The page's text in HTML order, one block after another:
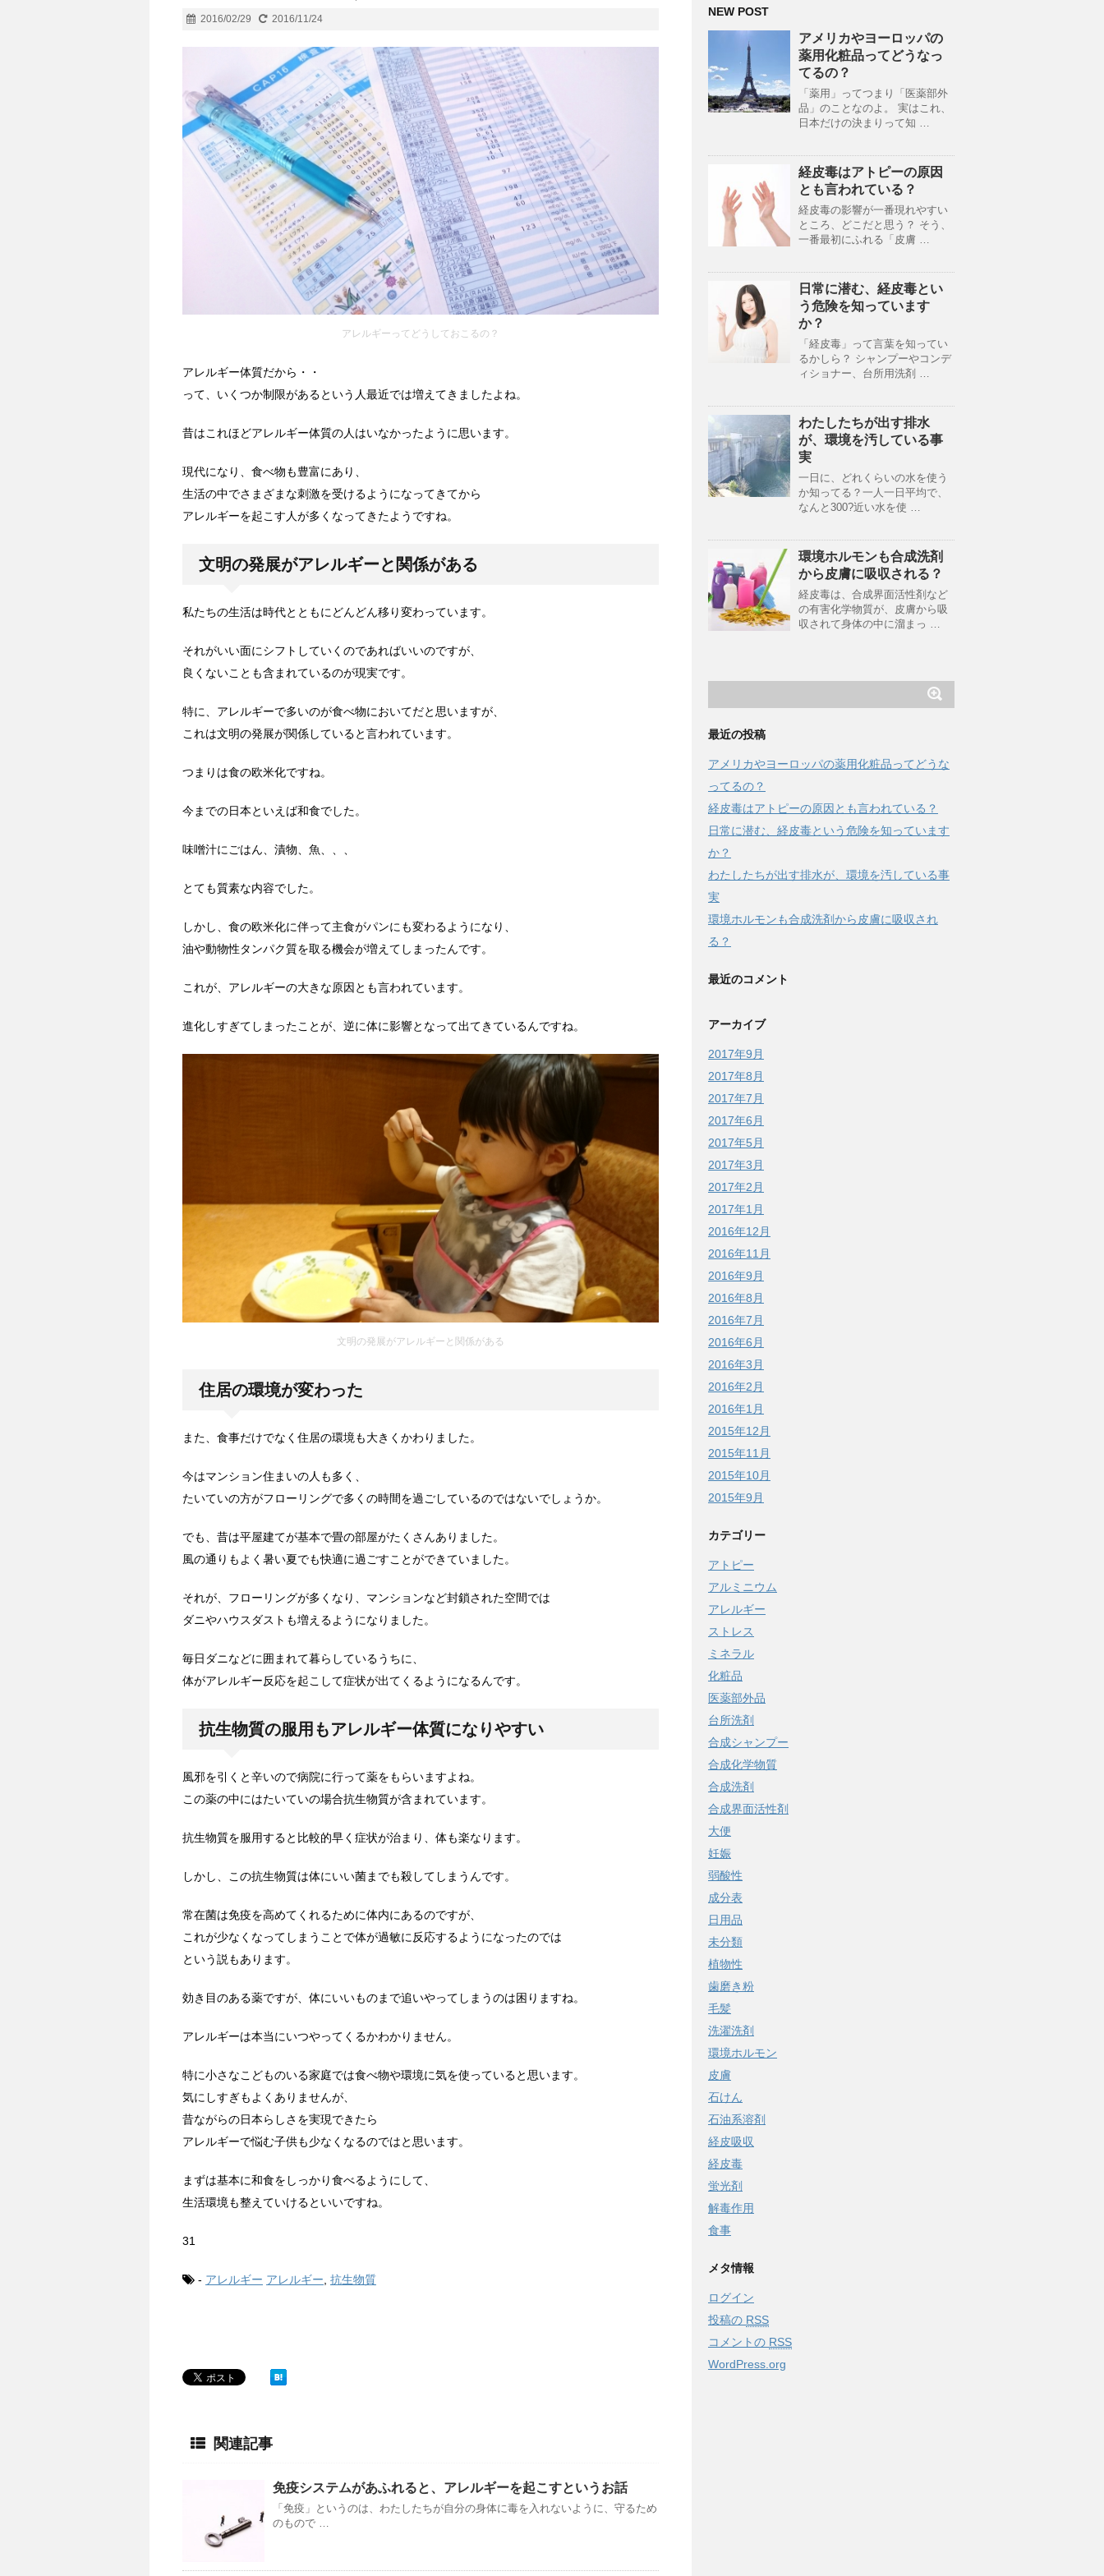
2016/02/29 2016/11/24
アレルギーってどうしておこるの？
アレルギー体質だから・・
って、いくつか制限があるという人最近では増えてきましたよね。
昔はこれほどアレルギー体質の人はいなかったように思います。
現代になり、食べ物も豊富にあり、
生活の中でさまざまな刺激を受けるようになってきてから
アレルギーを起こす人が多くなってきたようですね。
文明の発展がアレルギーと関係がある
私たちの生活は時代とともにどんどん移り変わっています。
それがいい面にシフトしていくのであればいいのですが、
良くないことも含まれているのが現実です。
特に、アレルギーで多いのが食べ物においてだと思いますが、
これは文明の発展が関係していると言われています。
つまりは食の欧米化ですね。
今までの日本といえば和食でした。
味噌汁にごはん、漬物、魚、、、
とても質素な内容でした。
しかし、食の欧米化に伴って主食がパンにも変わるようになり、
油や動物性タンパク質を取る機会が増えてしまったんです。
これが、アレルギーの大きな原因とも言われています。
進化しすぎてしまったことが、逆に体に影響となって出てきているんですね。
文明の発展がアレルギーと関係がある
住居の環境が変わった
また、食事だけでなく住居の環境も大きくかわりました。
今はマンション住まいの人も多く、
たいていの方がフローリングで多くの時間を過ごしているのではないでしょうか。
でも、昔は平屋建てが基本で畳の部屋がたくさんありました。
風の通りもよく暑い夏でも快適に過ごすことができていました。
それが、フローリングが多くなり、マンションなど封鎖された空間では
ダニやハウスダストも増えるようになりました。
毎日ダニなどに囲まれて暮らしているうちに、
体がアレルギー反応を起こして症状が出てくるようになるんです。
抗生物質の服用もアレルギー体質になりやすい
風邪を引くと辛いので病院に行って薬をもらいますよね。
この薬の中にはたいていの場合抗生物質が含まれています。
抗生物質を服用すると比較的早く症状が治まり、体も楽なります。
しかし、この抗生物質は体にいい菌までも殺してしまうんです。
常在菌は免疫を高めてくれるために体内にあるのですが、
これが少なくなってしまうことで体が過敏に反応するようになったのでは
という説もあります。
効き目のある薬ですが、体にいいものまで追いやってしまうのは困りますね。
アレルギーは本当にいつやってくるかわかりません。
特に小さなこどものいる家庭では食べ物や環境に気を使っていると思います。
気にしすぎもよくありませんが、
昔ながらの日本らしさを実現できたら
アレルギーで悩む子供も少なくなるのではと思います。
まずは基本に和食をしっかり食べるようにして、
生活環境も整えていけるといいですね。
31
- アレルギー アレルギー 抗生物質
関連記事
免疫システムがあふれると、アレルギーを起こすというお話
「免疫」というのは、わたしたちが自分の身体に毒を入れないように、守るため
のもので …
NEW POST
アメリカやヨーロッパの
薬用化粧品ってどうなっ
てるの？
「薬用」ってつまり「医薬部外
品」のことなのよ。 実はこれ、
日本だけの決まりって知 …
経皮毒はアトピーの原因
とも言われている？
経皮毒の影響が一番現れやすい
ところ、どこだと思う？ そう、
一番最初にふれる「皮膚 …
日常に潜む、経皮毒とい
う危険を知っています
か？
「経皮毒」って言葉を知ってい
るかしら？ シャンプーやコンデ
ィショナー、台所用洗剤 …
わたしたちが出す排水
が、環境を汚している事
実
一日に、どれくらいの水を使う
か知ってる？一人一日平均で、
なんと300?近い水を使 …
環境ホルモンも合成洗剤
から皮膚に吸収される？
経皮毒は、合成界面活性剤など
の有害化学物質が、皮膚から吸
収されて身体の中に溜まっ …
最近の投稿
アメリカやヨーロッパの薬用化粧品ってどうな
ってるの？
経皮毒はアトピーの原因とも言われている？
日常に潜む、経皮毒という危険を知っています
か？
わたしたちが出す排水が、環境を汚している事
実
環境ホルモンも合成洗剤から皮膚に吸収され
る？
最近のコメント
アーカイブ
2017年9月
2017年8月
2017年7月
2017年6月
2017年5月
2017年3月
2017年2月
2017年1月
2016年12月
2016年11月
2016年9月
2016年8月
2016年7月
2016年6月
2016年3月
2016年2月
2016年1月
2015年12月
2015年11月
2015年10月
2015年9月
カテゴリー
アトピー
アルミニウム
アレルギー
ストレス
ミネラル
化粧品
医薬部外品
台所洗剤
合成シャンプー
合成化学物質
合成洗剤
合成界面活性剤
大便
妊娠
弱酸性
成分表
日用品
未分類
植物性
歯磨き粉
毛髪
洗濯洗剤
環境ホルモン
皮膚
石けん
石油系溶剤
経皮吸収
経皮毒
蛍光剤
解毒作用
食事
メタ情報
ログイン
投稿の RSS
コメントの RSS
WordPress.org